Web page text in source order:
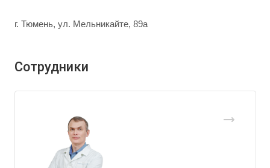
г. Тюмень, ул. Мельникайте, 89а
Сотрудники